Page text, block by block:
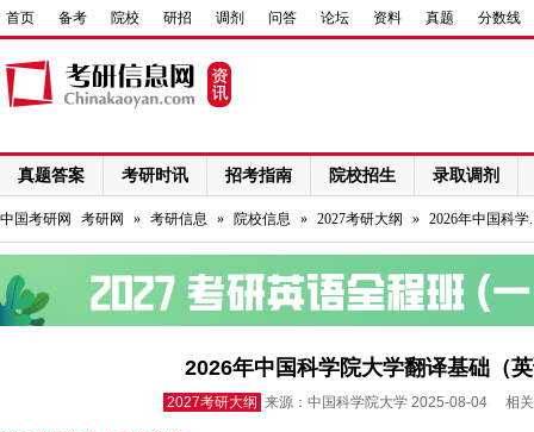
首页 备考 院校 研招 调剂 问答 论坛 资料 真题 分数线
真题答案 考研时讯 招考指南 院校招生 录取调剂
网络课程
中国考研网 考研网 » 考研信息 » 院校信息 » 2027考研大纲 » 2026年中国科学
2026年中国科学院大学翻译基础（
2027考研大纲 来源：中国科学院大学 2025-08-04 相